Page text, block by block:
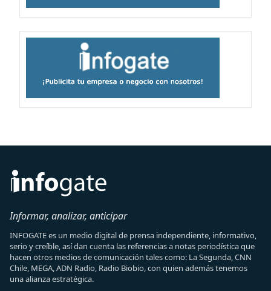
Informar, analizar, anticipar
INFOGATE es un medio digital de prensa independiente, informativo,
serio y creíble, así dan cuenta las referencias a notas periodística que
hacen otros medios de comunicación tales como: La Segunda, CNN
Chile, MEGA, ADN Radio, Radio Biobio, con quien además tenemos
una alianza estratégica.